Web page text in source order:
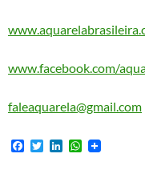
www.facebook.com/
faleaquarela@gmail.com
F
T
W